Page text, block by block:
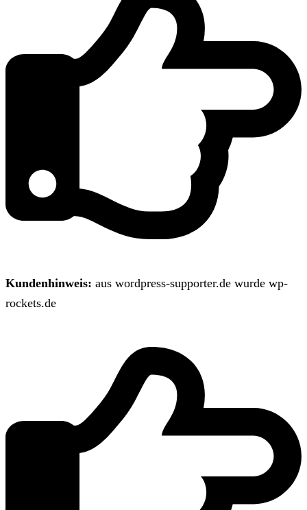
Kundenhinweis: aus wordpress-supporter.de wurde wp-
rockets.de